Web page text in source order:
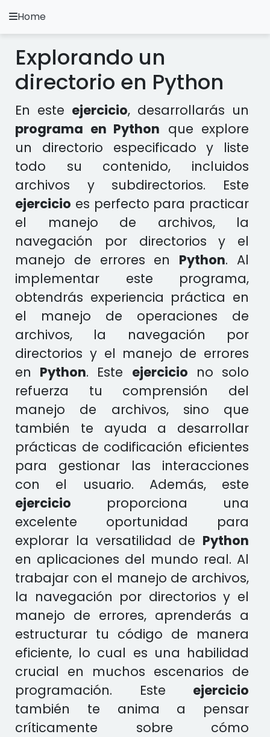
A.
Ejercicios Python
Instalación y Configuración
Metodología Python
Video Tutoriales
Ejercicios en otros Lenguajes
Apps
Home
Explorando un
directorio en Python
En este ejercicio, desarrollarás un
programa en Python que explore
un directorio especificado y liste
todo su contenido, incluidos
archivos y subdirectorios. Este
ejercicio es perfecto para practicar
el manejo de archivos, la
navegación por directorios y el
manejo de errores en Python. Al
implementar este programa,
obtendrás experiencia práctica en
el manejo de operaciones de
archivos, la navegación por
directorios y el manejo de errores
en Python. Este ejercicio no solo
refuerza tu comprensión del
manejo de archivos, sino que
también te ayuda a desarrollar
prácticas de codificación eficientes
para gestionar las interacciones
con el usuario. Además, este
ejercicio proporciona una
excelente oportunidad para
explorar la versatilidad de Python
en aplicaciones del mundo real. Al
trabajar con el manejo de archivos,
la navegación por directorios y el
manejo de errores, aprenderás a
estructurar tu código de manera
eficiente, lo cual es una habilidad
crucial en muchos escenarios de
programación. Este ejercicio
también te anima a pensar
críticamente sobre cómo